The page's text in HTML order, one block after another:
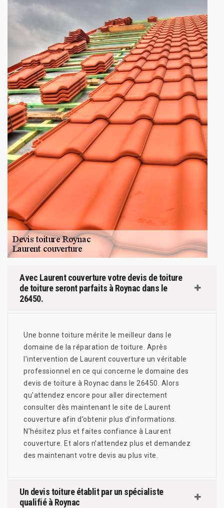
Avec Laurent couverture votre devis de toiture
de toiture seront parfaits à Roynac dans le
26450.
Une bonne toiture mérite le meilleur dans le
domaine de la réparation de toiture. Après
l’intervention de Laurent couverture un véritable
professionnel en ce qui concerne le domaine des
devis de toiture à Roynac dans le 26450. Alors
qu’attendez encore pour aller directement
consulter dès maintenant le site de Laurent
couverture afin d’obtenir plus d’informations.
N’hésitez plus et faites confiance à Laurent
couverture. Et alors n’attendez plus et demandez
des maintenant votre devis au plus vite.
Un devis toiture établit par un spécialiste
qualifié à Roynac